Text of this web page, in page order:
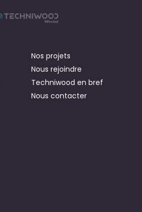
Nos projets
Nous rejoindre
Techniwood en bref
Nous contacter